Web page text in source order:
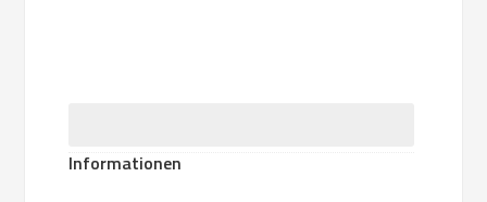
Informationen